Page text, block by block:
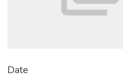
Date